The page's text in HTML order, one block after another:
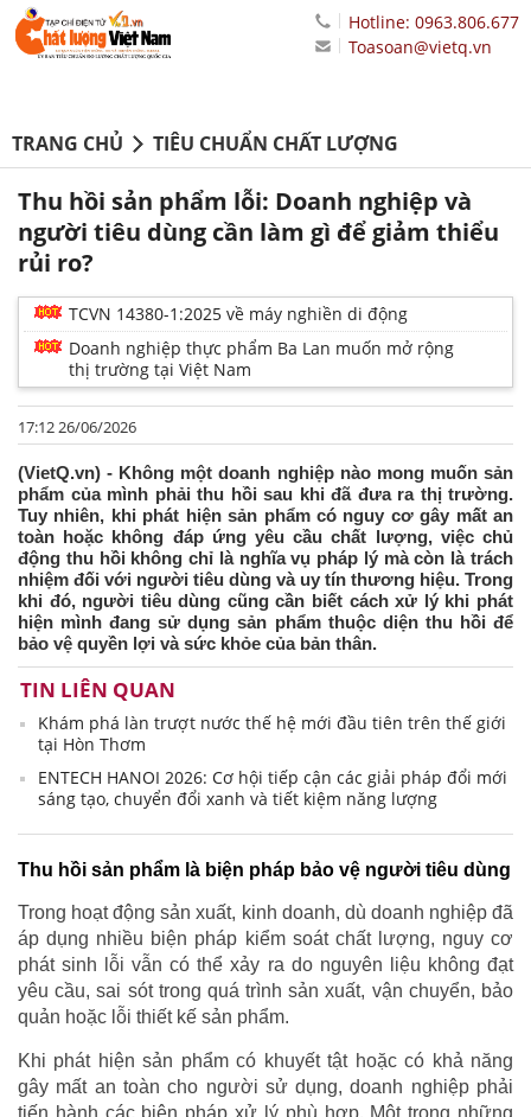
Hotline: 0963.806.677
Toasoan@vietq.vn
TRANG CHỦ TIÊU CHUẨN CHẤT LƯỢNG
Thu hồi sản phẩm lỗi: Doanh nghiệp và
người tiêu dùng cần làm gì để giảm thiểu
rủi ro?
TCVN 14380-1:2025 về máy nghiền di động
Doanh nghiệp thực phẩm Ba Lan muốn mở rộng
thị trường tại Việt Nam
17:12 26/06/2026
(VietQ.vn) - Không một doanh nghiệp nào mong muốn sản
phẩm của mình phải thu hồi sau khi đã đưa ra thị trường.
Tuy nhiên, khi phát hiện sản phẩm có nguy cơ gây mất an
toàn hoặc không đáp ứng yêu cầu chất lượng, việc chủ
động thu hồi không chỉ là nghĩa vụ pháp lý mà còn là trách
nhiệm đối với người tiêu dùng và uy tín thương hiệu. Trong
khi đó, người tiêu dùng cũng cần biết cách xử lý khi phát
hiện mình đang sử dụng sản phẩm thuộc diện thu hồi để
bảo vệ quyền lợi và sức khỏe của bản thân.
TIN LIÊN QUAN
Khám phá làn trượt nước thế hệ mới đầu tiên trên thế giới
tại Hòn Thơm
ENTECH HANOI 2026: Cơ hội tiếp cận các giải pháp đổi mới
sáng tạo, chuyển đổi xanh và tiết kiệm năng lượng
Thu hồi sản phẩm là biện pháp bảo vệ người tiêu dùng
Trong hoạt động sản xuất, kinh doanh, dù doanh nghiệp đã
áp dụng nhiều biện pháp kiểm soát chất lượng, nguy cơ
phát sinh lỗi vẫn có thể xảy ra do nguyên liệu không đạt
yêu cầu, sai sót trong quá trình sản xuất, vận chuyển, bảo
quản hoặc lỗi thiết kế sản phẩm.
Khi phát hiện sản phẩm có khuyết tật hoặc có khả năng
gây mất an toàn cho người sử dụng, doanh nghiệp phải
tiến hành các biện pháp xử lý phù hợp. Một trong những